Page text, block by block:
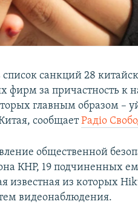
санкций 28
фирм за причастность к
главным образом –
сообщаетРадіо
общественной
КНР, 19 подчиненных
известная из которых
видеонаблюдения.